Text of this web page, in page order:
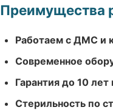
Преимущества
Работаем с ДМС и
Современное
Гарантия до 10
Стерильность по